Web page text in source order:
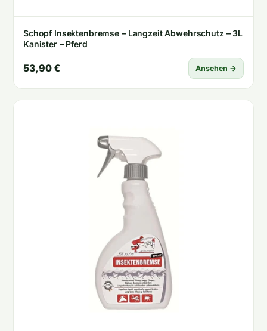
Schopf Insektenbremse – Langzeit Abwehrschutz – 3L
Kanister – Pferd
53,90 € Ansehen →